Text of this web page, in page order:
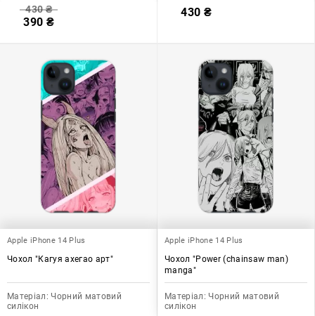
430₴
390 ₴
430 ₴
Apple iPhone 14 Plus
Чохол "Кагуя ахегао арт"
Матеріал: Чорний матовий
силікон
Apple iPhone 14 Plus
Чохол "Power (chainsaw man)
manga"
Матеріал: Чорний матовий
силікон